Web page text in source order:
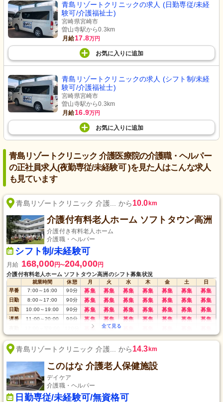
青島リゾートクリニックの求人 (日勤専従/未経
験可/介護福祉士)
宮崎県宮崎市
曽山寺駅から0.3km
月給17.8万円
お気に入り に追加
青島リゾートクリニックの求人 (シフト制/未経
験可/介護福祉士)
宮崎県宮崎市
曽山寺駅から0.3km
月給16.9万円
お気に入り に追加
青島リゾートクリニック 介護医療院の介護職・ヘルパー
の正社員求人(夜勤専従/未経験可 )を見た人はこんな求人
も見ています
青島リゾートクリニック 介護... から10.0km
介護付有料老人ホーム ソフトタウン高洲
介護付き有料老人ホーム
介護職・ヘルパー
シフト制/未経験可
月給 168,000円〜204,000円
介護付有料老人ホーム ソフトタウン高洲のシフト募集状況
就業時間 休憩 月 火 水 木 金 土
日
早番
7:00～ 16:00 90分 募集 募集 募集 募集 募集 募集 募集
日勤 8:00～ 17:00 90分 募集 募集 募集 募集 募集 募集 募集
日勤 10:00～ 19:00 90分 募集 募集 募集 募集 募集 募集 募集
遅番 11:00 ～20:00 90分 募集 募集 募集 募集 募集 募集 募集
募集 募集
青島リゾートクリニック 介護... から14.3km
このはな 介護老人保健施設
デイケア
介護職・ヘルパー
日勤専従/未経験可/無資格可